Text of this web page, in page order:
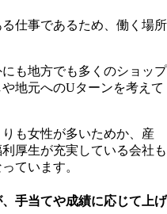
仕事であるため、働く場所
も地方でも多くのショップ
地元へのUターンを考えて
も女性が多いためか、産
厚生が充実している会社も
ています。
手当てや成績に応じて上げ